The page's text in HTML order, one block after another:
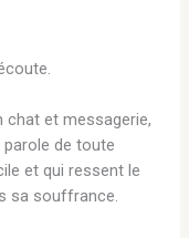
chat et messagerie,
de toute
et qui ressent le
sa souffrance.